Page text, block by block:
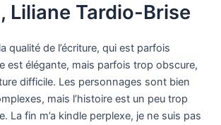
Liliane Tardio-Brise
qualité de l’écriture, qui est parfois
est élégante, mais parfois trop obscure,
difficile. Les personnages sont bien
mais l’histoire est un peu trop
La fin m’a kindle perplexe, je ne suis pas